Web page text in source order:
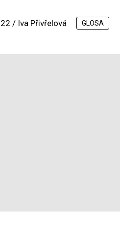
/ Iva Přivřelová GLOSA